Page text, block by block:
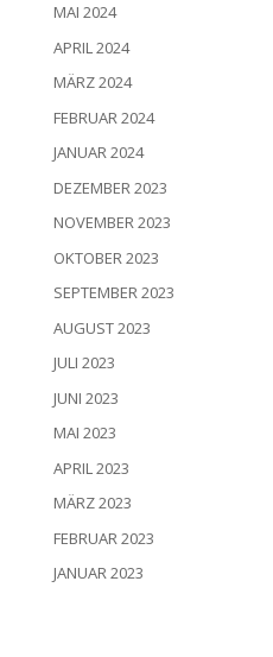
MAI 2024
APRIL 2024
MÄRZ 2024
FEBRUAR 2024
JANUAR 2024
DEZEMBER 2023
NOVEMBER 2023
OKTOBER 2023
SEPTEMBER 2023
AUGUST 2023
JULI 2023
JUNI 2023
MAI 2023
APRIL 2023
MÄRZ 2023
FEBRUAR 2023
JANUAR 2023